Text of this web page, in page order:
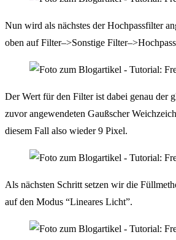
Nun wird als nächstes der Hochpassfilter
oben auf Filter–>Sonstige
Der Wert für den Filter ist dabei genau der
zuvor angewendeten Gaußscher
diesem Fall also wieder 9 Pixel.
Als nächsten Schritt setzen wir die
auf den Modus “Lineares Licht”.